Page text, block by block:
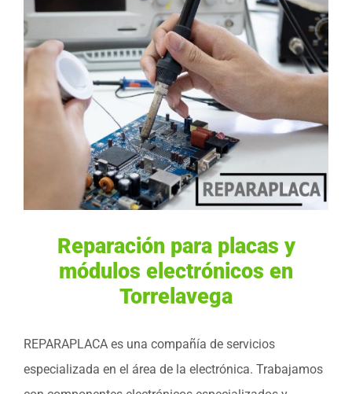
Reparación para placas y
módulos electrónicos en
Torrelavega
REPARAPLACA es una compañía de servicios
especializada en el área de la electrónica. Trabajamos